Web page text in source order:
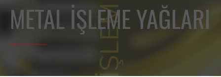
METAL İŞLEME YAĞLARI